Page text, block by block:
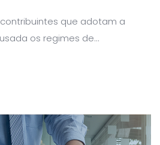
que adotam a
os regimes de...